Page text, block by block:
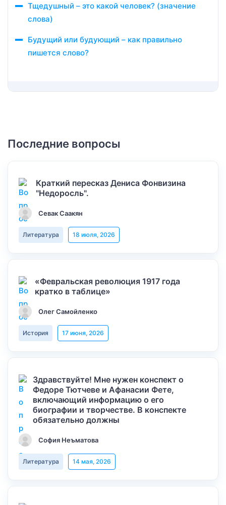
Тщедушный – это какой человек? (значение
слова)
Будущий или будующий – как правильно
пишется слово?
Последние вопросы
Краткий пересказ Дениса Фонвизина
"Недоросль".
Севак Саакян
Литература 18 июля, 2026
«Февральская революция 1917 года
кратко в таблице»
Олег Самойленко
История 17 июня, 2026
Здравствуйте! Мне нужен конспект о
Федоре Тютчеве и Афанасии Фете,
включающий информацию о его
биографии и творчестве. В конспекте
обязательно должны
София Неъматова
Литература 14 мая, 2026